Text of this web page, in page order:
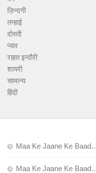
ज़िन्दगी
तन्हाई
दोस्ती
प्यार
राहत इन्दौरी
शायरी
सामान्य
हिंदी
Maa Ke Jaane Ke
Maa Ke Jaane Ke